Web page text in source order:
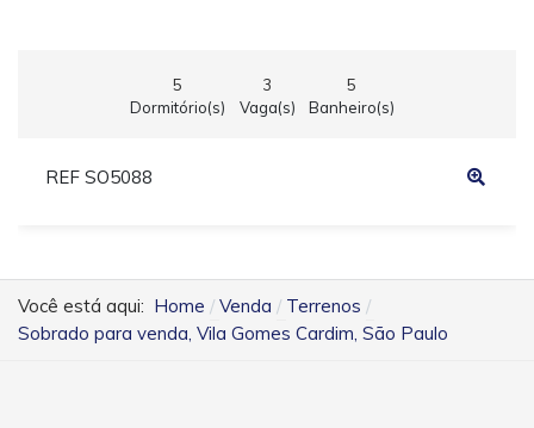
5
Dormitório(s)
3
Vaga(s)
5
Banheiro(s)
REF SO5088
Você está aqui: Home Venda
Terrenos
Sobrado para venda, Vila Gomes Cardim, São Paulo